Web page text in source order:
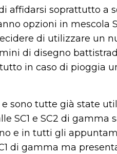
affidarsi soprattutto a
opzioni in mescola
di utilizzare un
di disegno
in caso di pioggia
sono tutte già state
SC1 e SC2 di gamma
e in tutti gli
di gamma ma